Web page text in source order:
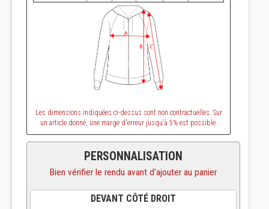
Les dimensions indiquées ci-dessus sont non contractuelles. Sur
un article donné, une marge d'erreur jusqu'à 5% est possible.
PERSONNALISATION
Bien vérifier le rendu avant d'ajouter au panier
DEVANT CÔTÉ DROIT